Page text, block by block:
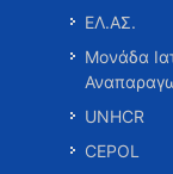
ΕΛ.ΑΣ.
Μονάδα
UNHCR
CEPOL